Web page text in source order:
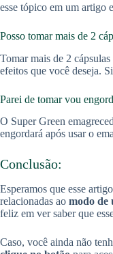
esse tópico em um artigo
Posso tomar mais de 2
Tomar mais de 2
efeitos que você deseja.
Parei de tomar vou
O Super Green
engordará após usar o
Conclusão:
Esperamos que esse
relacionadas ao modo de
feliz em ver saber que
Caso, você ainda não